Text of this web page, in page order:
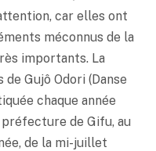
car elles ont
méconnus de la
importants. La
Gujô Odori (Danse
chaque année
préfecture de Gifu, au
de la mi-juillet